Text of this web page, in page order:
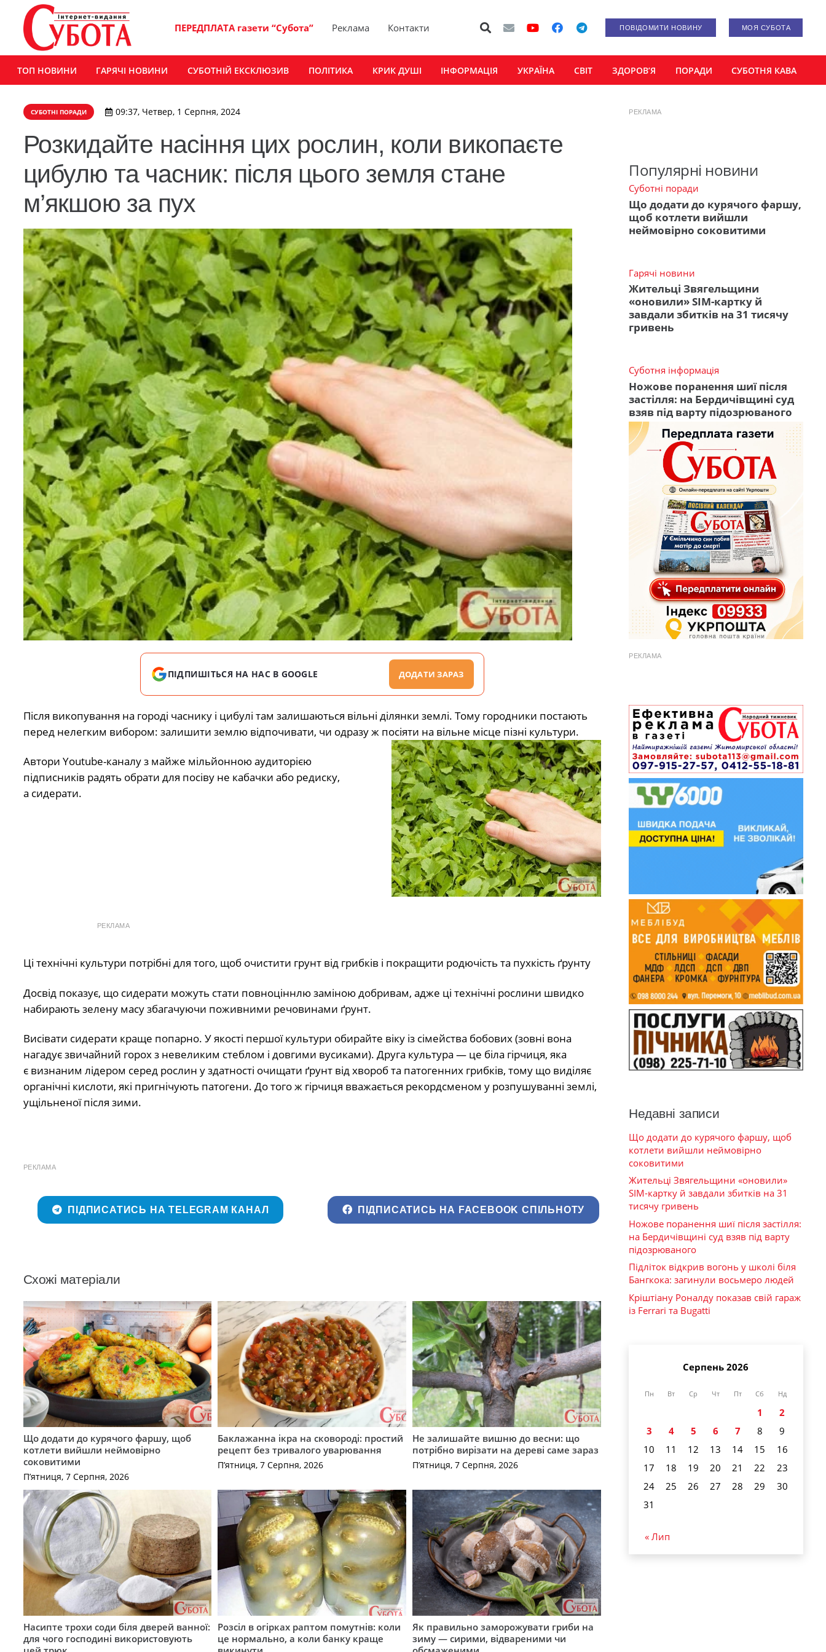
ПЕРЕДПЛАТА газети “Субота” Реклама Контакти ПОВІДОМИТИ НОВИНУ МОЯ СУБОТА
ТОП НОВИНИ ГАРЯЧІ НОВИНИ СУБОТНІЙ ЕКСКЛЮЗИВ ПОЛІТИКА КРИК ДУШІ ІНФОРМАЦІЯ УКРАЇНА СВІТ ЗДОРОВ’Я ПОРАДИ СУБОТНЯ КАВА
СУБОТНІ ПОРАДИ 09:37, Четвер, 1 Серпня, 2024
Розкидайте насіння цих рослин, коли викопаєте
цибулю та часник: після цього земля стане
м’якшою за пух
ПІДПИШІТЬСЯ НА НАС В GOOGLE ДОДАТИ ЗАРАЗ
Після викопування на городі часнику і цибулі там залишаються вільні ділянки землі. Тому городники постають
перед нелегким вибором: залишити землю відпочивати, чи одразу ж посіяти на вільне місце пізні культури.
Автори Youtube-каналу з майже мільйонною аудиторією
підписників радять обрати для посіву не кабачки або редиску,
а сидерати.
РЕКЛАМА
Ці технічні культури потрібні для того, щоб очистити грунт від грибків і покращити родючість та пухкість ґрунту
Досвід показує, що сидерати можуть стати повноціннлю заміною добривам, адже ці технічні рослини швидко
набирають зелену масу збагачуючи поживними речовинами ґрунт.
Висівати сидерати краще попарно. У якості першої культури обирайте віку із сімейства бобових (зовні вона
нагадує звичайний горох з невеликим стеблом і довгими вусиками). Друга культура — це біла гірчиця, яка
є визнаним лідером серед рослин у здатності очищати ґрунт від хвороб та патогенних грибків, тому що виділяє
органічні кислоти, які пригнічують патогени. До того ж гірчиця вважається рекордсменом у розпушуванні землі,
ущільненої після зими.
РЕКЛАМА
ПІДПИСАТИСЬ НА TELEGRAM КАНАЛ ПІДПИСАТИСЬ НА FACEBOOK СПІЛЬНОТУ
Схожі матеріали
Що додати до курячого фаршу, щоб
котлети вийшли неймовірно
соковитими
П’ятниця, 7 Серпня, 2026
Баклажанна ікра на сковороді: простий
рецепт без тривалого уварювання
П’ятниця, 7 Серпня, 2026
Не залишайте вишню до весни: що
потрібно вирізати на дереві саме зараз
П’ятниця, 7 Серпня, 2026
Насипте трохи соди біля дверей ванної:
для чого господині використовують
Розсіл в огірках раптом помутнів: коли
це нормально, а коли банку краще
Як правильно заморожувати гриби на
зиму — сирими, відвареними чи
РЕКЛАМА
Популярні новини
Суботні поради
Що додати до курячого фаршу,
щоб котлети вийшли
неймовірно соковитими
Гарячі новини
Жительці Звягельщини
«оновили» SIM-картку й
завдали збитків на 31 тисячу
гривень
Суботня інформація
Ножове поранення шиї після
застілля: на Бердичівщині суд
взяв під варту підозрюваного
РЕКЛАМА
Недавні записи
Що додати до курячого фаршу, щоб
котлети вийшли неймовірно
соковитими
Жительці Звягельщини «оновили»
SIM-картку й завдали збитків на 31
тисячу гривень
Ножове поранення шиї після застілля:
на Бердичівщині суд взяв під варту
підозрюваного
Підліток відкрив вогонь у школі біля
Бангкока: загинули восьмеро людей
Кріштіану Роналду показав свій гараж
із Ferrari та Bugatti
Серпень 2026
Пн Вт Ср Чт Пт Сб Нд
1
2
3
4 5 6 7 8
9
10
11 12 13 14 15
16
17
18 19 20 21 22
23
24
25 26 27 28 29
30
31
« Лип